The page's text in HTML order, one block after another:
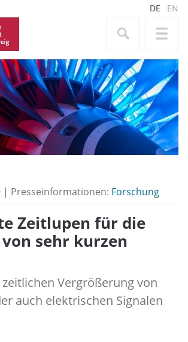
DE EN
| Presseinformationen: Forschung
Zeitlupen für die
sehr kurzen
Vergrößerung von
auch elektrischen Signalen